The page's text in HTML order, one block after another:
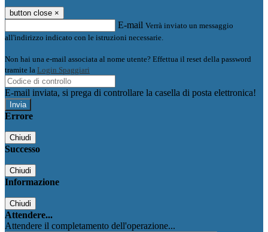
button close ×
E-mail Verrà inviato un messaggio
all'indirizzo indicato con le istruzioni necessarie.
Non hai una e-mail associata al nome utente? Effettua il reset della password
tramite la Login Spaggiari
E-mail inviata, si prega di controllare la casella di posta elettronica!
Errore
Chiudi
Successo
Chiudi
Informazione
Chiudi
Attendere...
Attendere il completamento dell'operazione...